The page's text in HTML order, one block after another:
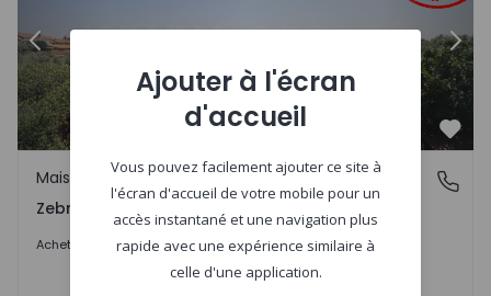
Précédent
Zebreira e Segura, Castelo Branco
Maison de Ville
Zebreira e Segura, Castelo Branco
Acheter 79.000 €
Ajouter à l'écran
d'accueil
Vous pouvez facilement ajouter ce site à
l'écran d'accueil de votre mobile pour un
accès instantané et une navigation plus
rapide avec une expérience similaire à
celle d'une application.